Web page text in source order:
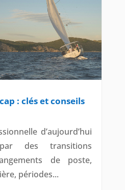
: clés et conseils
d’aujourd’hui
des transitions
de poste,
périodes...